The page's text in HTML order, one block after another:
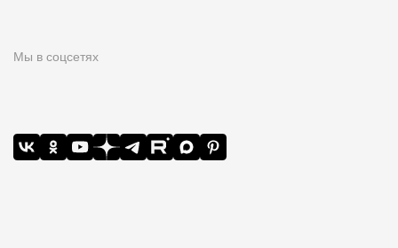
Мы в соцсетях